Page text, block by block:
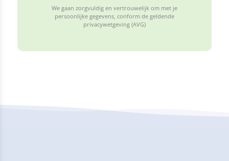
We gaan zorgvuldig en vertrouwelijk om met je
persoonlijke gegevens, conform de geldende
privacywetgeving (AVG)